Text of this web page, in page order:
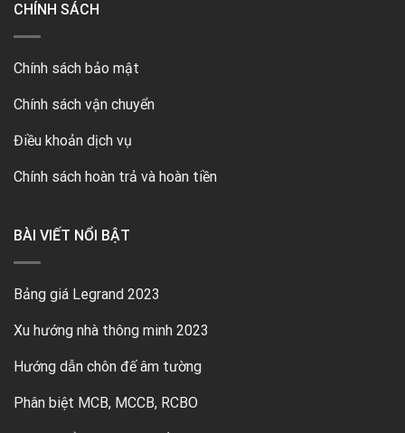
CHÍNH SÁCH
Chính sách bảo mật
Chính sách vận chuyển
Điều khoản dịch vụ
Chính sách hoàn trả và hoàn tiền
BÀI VIẾT NỔI BẬT
Bảng giá Legrand 2023
Xu hướng nhà thông minh 2023
Hướng dẫn chôn đế âm tường
Phân biệt MCB, MCCB, RCBO